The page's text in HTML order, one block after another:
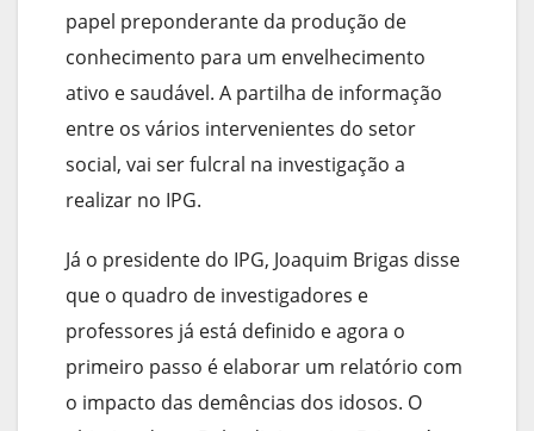
papel preponderante da produção de
conhecimento para um envelhecimento
ativo e saudável. A partilha de informação
entre os vários intervenientes do setor
social, vai ser fulcral na investigação a
realizar no IPG.
Já o presidente do IPG, Joaquim Brigas disse
que o quadro de investigadores e
professores já está definido e agora o
primeiro passo é elaborar um relatório com
o impacto das demências dos idosos. O